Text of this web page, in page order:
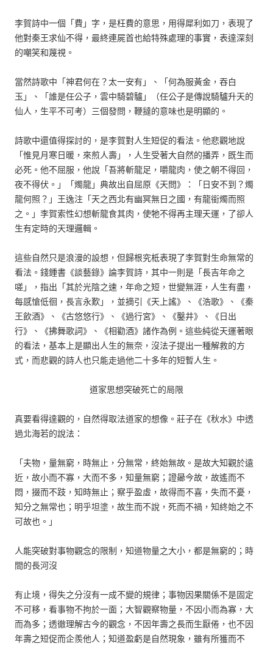
李賀詩中一個「費」字，是枉費的意思，用得犀利如刀，表現了
他對秦王求仙不得，最終連屍首也給特殊處理的事實，表達深刻
的嘲笑和蔑視。
當然詩歌中「神君何在？太一安有」、「何為服黃金，吞白
玉」、「誰是任公子，雲中騎碧驢」（任公子是傳說騎驢升天的
仙人，生平不可考）三個發問，鞭撻的意味也是明顯的。
詩歌中還值得探討的，是李賀對人生短促的看法。他悲觀地說
「惟見月寒日暖，來煎人壽」，人生受著大自然的播弄，既生而
必死。他不屈服，他說「吾將斬龍足，嚼龍肉，使之朝不得回，
夜不得伏。」「燭龍」典故出自屈原《天問》：「日安不到？燭
龍何照？」王逸注「天之西北有幽冥無日之國，有龍銜燭而照
之。」李賀索性幻想斬龍食其肉，使牠不得再主理天運，了卻人
生有定時的天理邏輯。
這些自然只是浪漫的設想，但歸根究柢表現了李賀對生命無常的
看法。錢鍾書《談藝錄》論李賀詩，其中一則是「長吉年命之
嗟」，指出「其於光陰之速，年命之短，世變無涯，人生有盡，
每感愴低徊，長言永歎」，並摘引《天上謠》、《浩歌》、《秦
王飲酒》、《古悠悠行》、《過行宮》、《鑿井》、《日出
行》、《拂舞歌詞》、《相勸酒》諸作為例。這些純從天運著眼
的看法，基本上是顯出人生的無奈，沒法子提出一種解救的方
式，而悲觀的詩人也只能走過他二十多年的短暫人生。
道家思想突破死亡的局限
真要看得達觀的，自然得取法道家的想像。莊子在《秋水》中透
過北海若的說法：
「夫物，量無窮，時無止，分無常，終始無故。是故大知觀於遠
近，故小而不寡，大而不多，知量無窮；證曏今故，故遙而不
悶，掇而不跂，知時無止；察乎盈虛，故得而不喜，失而不憂，
知分之無常也；明乎坦塗，故生而不說，死而不禍，知終始之不
可故也。」
人能突破對事物觀念的限制，知道物量之大小，都是無窮的；時
間的長河沒
有止境，得失之分沒有一成不變的規律；事物因果關係不是固定
不可移，看事物不拘於一面；大智觀察物量，不因小而為寡，大
而為多；透徹理解古今的觀念，不因年壽之長而生厭倦，也不因
年壽之短促而企羨他人；知道盈虧是自然現象，雖有所獲而不